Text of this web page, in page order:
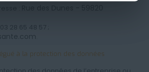
28 65 48 57 ;
à la protection des données